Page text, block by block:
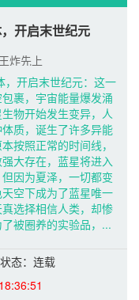
开启末世纪元
王炸先上
，开启末世纪元：这一
裹，宇宙能量爆发涌
物开始发生变异，人
质，诞生了许多异能
按照正常的时间线，
大存在，蓝星将进入
因为夏泽，一切都变
空下成为了蓝星唯一
选择相信人类，却惨
被圈养的实验品，...
态：连载